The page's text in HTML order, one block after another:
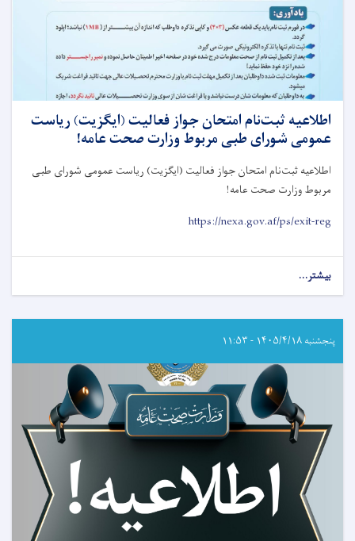
اطلاعیه ثبت‌نام امتحان جواز فعالیت (ایگزیت) رياست
عمومی شورای طبی مربوط وزارت صحت عامه!
اطلاعیه ثبت‌نام امتحان جواز فعالیت (ایگزیت) رياست عمومی شورای طبی
مربوط وزارت صحت عامه!
https://nexa.gov.af/ps/exit-reg
بیشتر...
اطلاعیه
امتحان
جواز
(ایگزیت)
رياست
عمومی
شورای
طبی
مربوط
وزارت
صحت
عامه!
پنجشنبه ۱۴۰۵/۴/۱۸ - ۱۱:۵۳